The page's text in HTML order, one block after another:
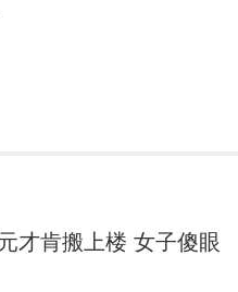
才肯搬上楼 女子傻眼